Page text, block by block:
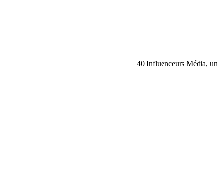
40 Influenceurs Média,